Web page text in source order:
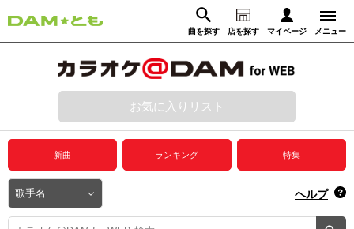
曲を探す 店を探す マイページ メニュー
動画からさがす 録音からさがす
ログイン
プレミアムサービス
DAM★とも動画
DAM★とも録音
お気に入りリスト
新曲 ランキング 特集
ヘルプ